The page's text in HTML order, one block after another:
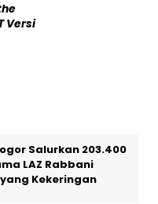
Versi
Salurkan 203.400
LAZ Rabbani
Kekeringan